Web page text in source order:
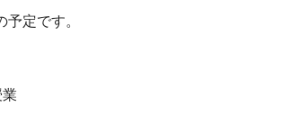
定です。